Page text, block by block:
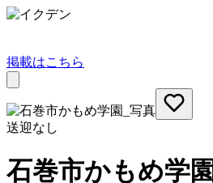
掲載はこちら
送迎なし
石巻市かもめ学園